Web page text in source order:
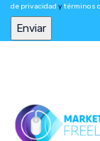
de privacidad ytérminos